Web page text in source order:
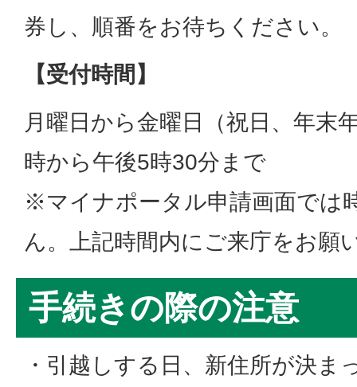
券し、順番をお待ちください。
【受付時間】
月曜日から金曜日（祝日、年末
時から午後5時30分まで
※マイナポータル申請画面では
ん。上記時間内にご来庁をお願
手続きの際の注意
・引越しする日、新住所が決ま